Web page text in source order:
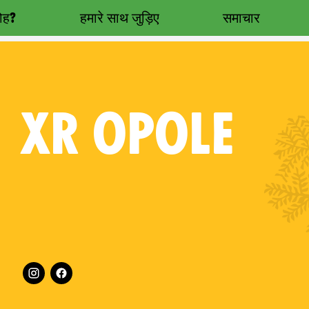
हमारे साथ जुड़िए समाचार
XR OPOLE
Follow XR Opole on